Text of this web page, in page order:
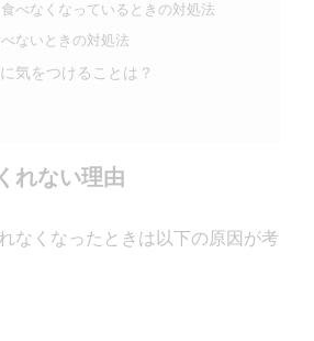
食べなくなっているときの対処法
ないときの対処法
気をつけることは？
れない理由
なくなったときは以下の原因が考